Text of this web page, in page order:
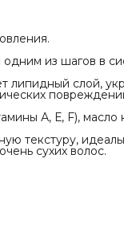
из шагов в
липидный слой,
А, Е, F), масло
текстуру,
сухих волос.